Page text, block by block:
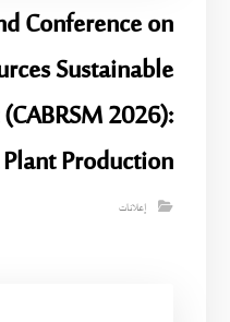
Conference on
Sustainable
2026):
Production
إعلانات